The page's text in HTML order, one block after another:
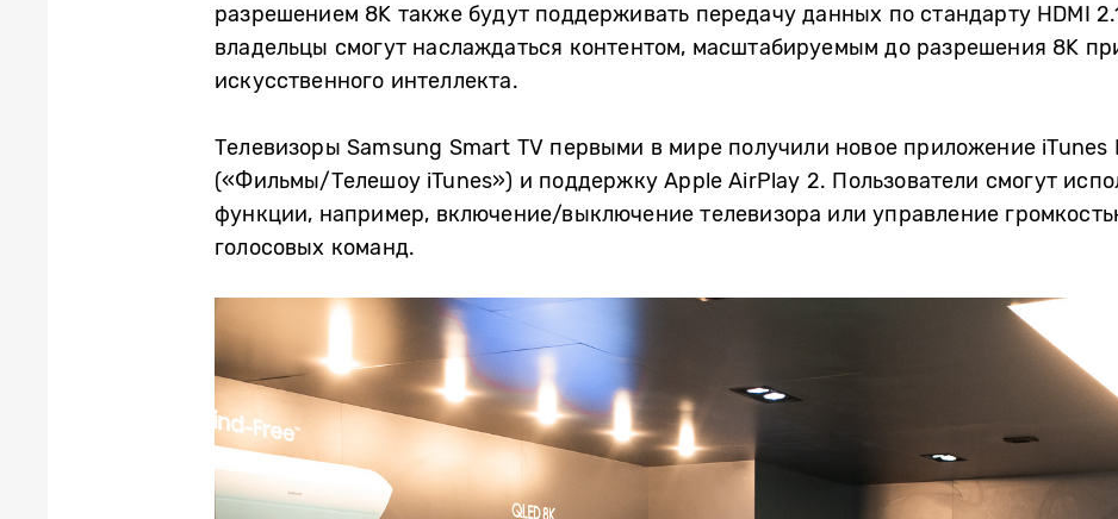
разрешением 8K также будут поддерживать передачу данных по стандарту HDMI
владельцы смогут наслаждаться контентом, масштабируемым до разрешения 8K
искусственного интеллекта.
Телевизоры Samsung Smart TV первыми в мире получили новое приложение iTunes
(«Фильмы/Телешоу iTunes») и поддержку Apple AirPlay 2. Пользователи смогут
функции, например, включение/выключение телевизора или управление
голосовых команд.